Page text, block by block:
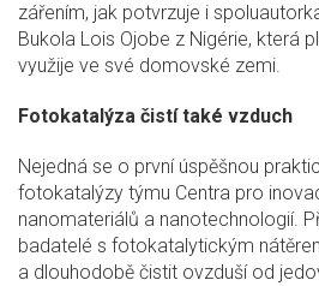
zářením, jak potvrzuje i
Bukola Lois Ojobe z Nigérie, která
využije ve své domovské zemi.
Fotokatalýza čistí také vzduch
Nejedná se o první úspěšnou
fotokatalýzy týmu Centra pro
nanomateriálů a nanotechnologií.
badatelé s fotokatalytickým
a dlouhodobě čistit ovzduší od